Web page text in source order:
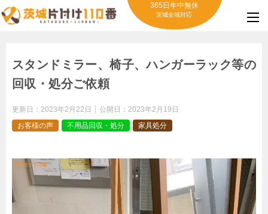
365日年中無休
茨城全域対応
スタンドミラー、椅子、ハンガーラック等の
回収・処分ご依頼
更新日： 2023年2月22日 公開日： 2023年2月19日
お客様の声
不用品回収・処分 家具処分